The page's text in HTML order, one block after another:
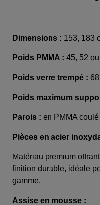
Dimensions : 153, 183
Poids PMMA : 45, 52
Poids verre trempé :
Poids maximum
Parois : en PMMA
Pièces en acier
Matériau premium
finition durable, idéale
gamme.
Assise en mousse :